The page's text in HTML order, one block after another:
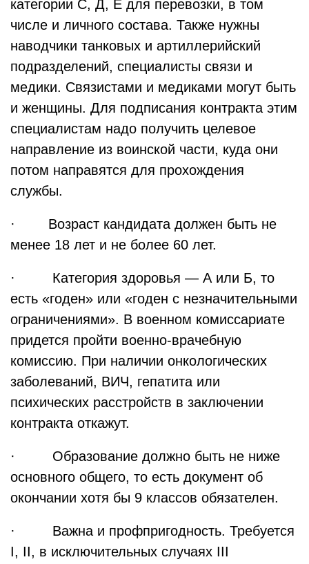
категории С, Д, Е для перевозки, в том
числе и личного состава. Также нужны
наводчики танковых и артиллерийский
подразделений, специалисты связи и
медики. Связистами и медиками могут быть
и женщины. Для подписания контракта этим
специалистам надо получить целевое
направление из воинской части, куда они
потом направятся для прохождения
службы.
· Возраст кандидата должен быть не
менее 18 лет и не более 60 лет.
· Категория здоровья — А или Б, то
есть «годен» или «годен с незначительными
ограничениями». В военном комиссариате
придется пройти военно-врачебную
комиссию. При наличии онкологических
заболеваний, ВИЧ, гепатита или
психических расстройств в заключении
контракта откажут.
· Образование должно быть не ниже
основного общего, то есть документ об
окончании хотя бы 9 классов обязателен.
· Важна и профпригодность. Требуется
I, II, в исключительных случаях III